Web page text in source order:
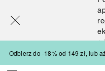
Odbierz do -18% od 149 zł, lub